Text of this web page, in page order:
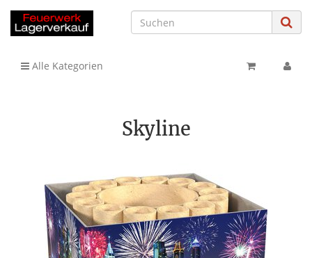
Alle Kategorien
Skyline